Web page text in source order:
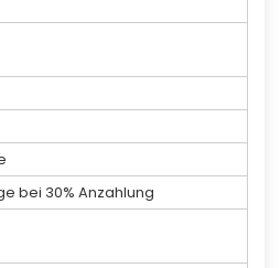
bei 30% Anzahlung